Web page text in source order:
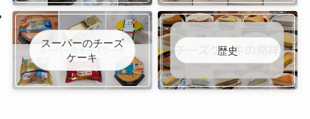
スーパーのチーズ
ケーキ
歴史